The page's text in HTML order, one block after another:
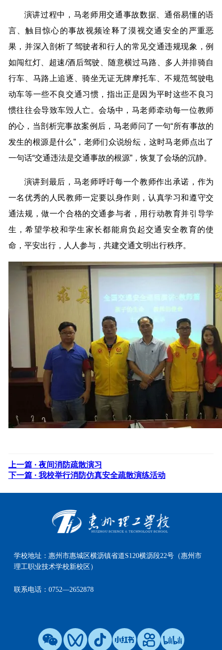
演讲过程中，马老师用交通事故数据、通俗易懂的语
言、触目惊心的事故视频诠释了漠视交通安全的严重恶
果，并深入剖析了驾驶者和行人的常见交通违规现象，例
如闯红灯、超速/酒后驾驶、随意横过马路、多人并排骑自
行车、马路上追逐、骑坐无证无牌摩托车、不规范驾驶电
动车等一些不良交通习惯，指出正是因为平时这些不良习
惯往往会导致车毁人亡。会场中，马老师牵动每一位教师
的心，当剖析完事故案例后，马老师问了一句“所有事故的
发生的根源是什么”，老师们众说纷纭，这时马老师点出了
一句话“交通违法是交通事故的根源”，恢复了会场的沉静。
演讲到最后，马老师呼吁每一个教师作出承诺，作为
一名优秀的人民教师一定要以身作则，认真学习和遵守交
通法规，做一个合格的交通参与者，用行动教育并引导学
生，希望学校和学生家长都能肩负起交通安全教育的使
命，平安出行，人人参与，共建交通文明出行秩序。
上一篇 · 夜间消防疏散演习
下一篇 · 我校举行消防仿真安全疏散演练活动
学校地址：惠州市惠城区横沥镇省道S120横沥段22号（惠州市
理工职业技术学校新校区）
联系电话：0752—2652878